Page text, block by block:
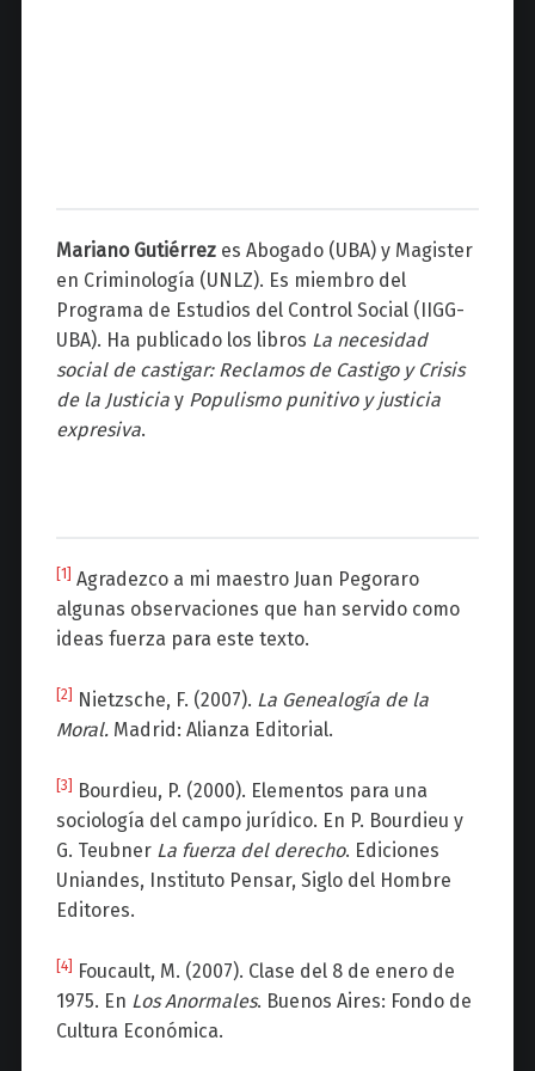
Mariano Gutiérrez es Abogado (UBA) y Magister
en Criminología (UNLZ). Es miembro del
Programa de Estudios del Control Social (IIGG-
UBA). Ha publicado los libros La necesidad
social de castigar: Reclamos de Castigo y Crisis
de la Justiciay Populismo punitivo y justicia
expresiva.
[1]
Agradezco a mi maestro Juan Pegoraro
algunas observaciones que han servido como
ideas fuerza para este texto.
[2] Nietzsche, F. (2007). La Genealogía de la
Moral.Madrid: Alianza Editorial.
[3]
Bourdieu, P. (2000). Elementos para una
sociología del campo jurídico. En P. Bourdieu y
G. TeubnerLa fuerza del derecho. Ediciones
Uniandes, Instituto Pensar, Siglo del Hombre
Editores.
[4]
Foucault, M. (2007). Clase del 8 de enero de
1975. En Los Anormales. Buenos Aires: Fondo de
Cultura Económica.